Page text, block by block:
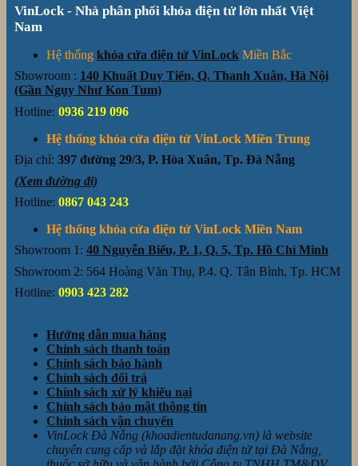
VinLock - Nhà phân phối khóa điện tử lớn nhất Việt
Nam
Hệ thống khóa cửa điện tử VinLock Miền Bắc
Showroom : 140 Khuất Duy Tiến, Q. Thanh Xuân, Hà Nội
(Gần Ngụy Như Kon Tum)
Hotline: 0936 219 096
Hệ thống khóa cửa điện tử VinLock Miền Trung
Địa chỉ: 397 đường 29/3, P. Hòa Xuân, Tp. Đà Nẵng
(Xem đường đi)
Hotline: 0867 043 243
Hệ thống khóa cửa điện tử VinLock Miền Nam
Showroom 1: 40 Nguyễn Biểu, P. 1, Q. 5, Tp. Hồ Chí Minh
Showroom 2: 564 Hoàng Văn Thụ, P.4. Q. Tân Bình, Tp. HCM
Hotline: 0903 423 282
Hướng dẫn mua hàng
Chính sách thanh toán
Chính sách bảo hành
Chính sách đổi trả
Chính sách xử lý khiếu nại
Chính sách bảo mật thông tin
Chính sách vận chuyển
VinLock Đà Nẵng (khoadientudanang.vn) là website
chuyên cung cấp và lắp đặt khóa điện tử tại Đà Nẵng,